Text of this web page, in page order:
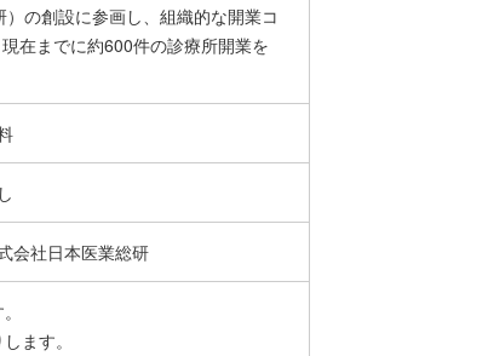
の創設に参画し、組織的な開業コ
在までに約600件の診療所開業を
会社日本医業総研
ます。